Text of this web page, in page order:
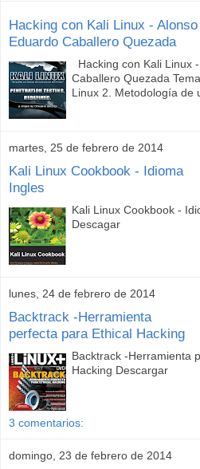
Hacking con Kali Linux - Alonso
Eduardo Caballero Quezada
Hacking con Kali Linux
Caballero Quezada
Linux 2. Metodología de
martes, 25 de febrero de 2014
Kali Linux Cookbook - Idioma
Ingles
Kali Linux Cookbook -
Descagar
lunes, 24 de febrero de 2014
Backtrack -Herramienta
perfecta para Ethical Hacking
Backtrack -Herramienta
Hacking Descargar
3 comentarios:
domingo, 23 de febrero de 2014